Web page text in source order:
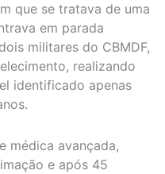
que se tratava de uma
em parada
militares do CBMDF,
realizando
identificado apenas
médica avançada,
e após 45